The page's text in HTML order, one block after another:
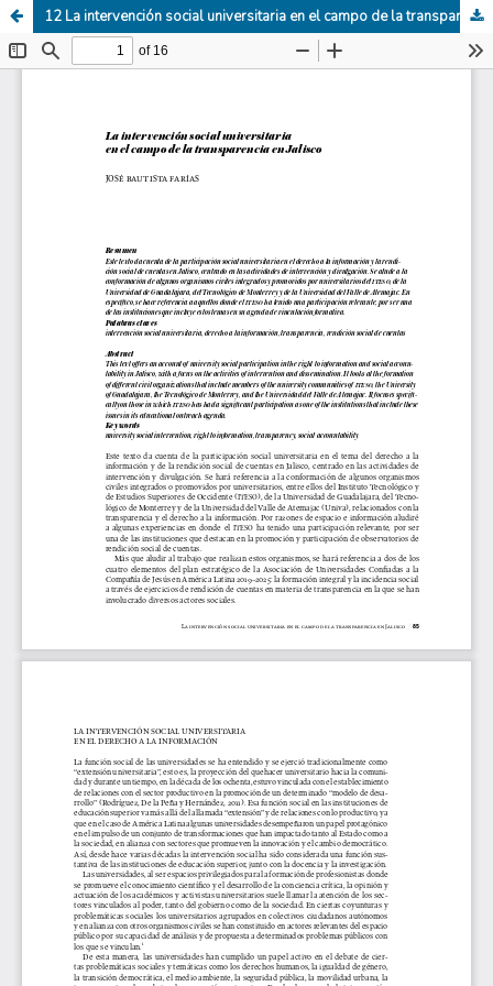
12 La intervención social universitaria en el campo de la transparencia en Jalisco.pdf